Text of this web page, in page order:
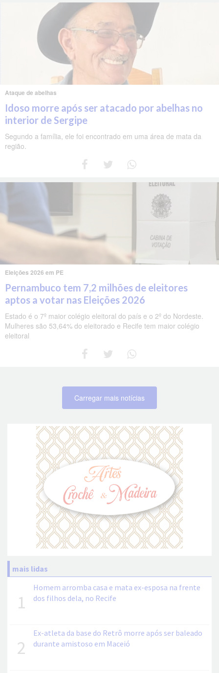
Ataque de abelhas
Idoso morre após ser atacado por abelhas no
interior de Sergipe
Segundo a família, ele foi encontrado em uma área de mata da
região.
Eleições 2026 em PE
Pernambuco tem 7,2 milhões de eleitores
aptos a votar nas Eleições 2026
Estado é o 7º maior colégio eleitoral do país e o 2º do Nordeste.
Mulheres são 53,64% do eleitorado e Recife tem maior colégio
eleitoral
Carregar mais notícias
mais lidas
1
Homem arromba casa e mata ex-esposa na frente
dos filhos dela, no Recife
2
Ex-atleta da base do Retrô morre após ser baleado
durante amistoso em Maceió